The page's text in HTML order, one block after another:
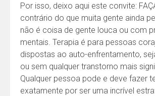
Por isso, deixo aqui este convite:
contrário do que muita gente ainda
não é coisa de gente louca ou com
mentais. Terapia é para pessoas
dispostas ao auto-enfrentamento,
ou sem qualquer transtorno mais
Qualquer pessoa pode e deve fazer
exatamente por ser uma incrível